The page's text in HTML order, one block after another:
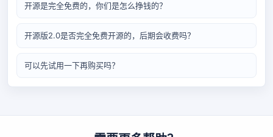
开源是完全免费的，你们是怎么挣钱的？
开源版2.0是否完全免费开源的，后期会收费吗？
可以先试用一下再购买吗？